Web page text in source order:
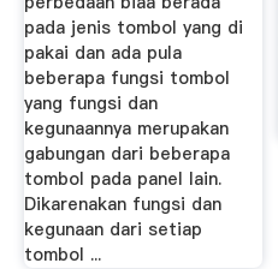
pada jenis tombol yang di
pakai dan ada pula
beberapa fungsi tombol
yang fungsi dan
kegunaannya merupakan
gabungan dari beberapa
tombol pada panel lain.
Dikarenakan fungsi dan
kegunaan dari setiap
tombol ...